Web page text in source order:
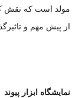
مولد است که نقش
از پیش مهم و
نمایشگاه ابزار پیوند